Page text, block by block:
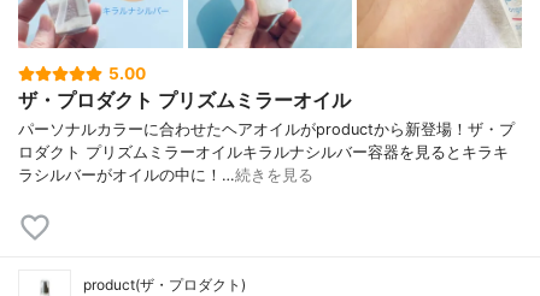
5.00
ザ・プロダクト プリズムミラーオイル
パーソナルカラーに合わせたヘアオイルがproductから新登場！ザ・プ
ロダクト プリズムミラーオイルキラルナシルバー容器を見るとキラキ
ラシルバーがオイルの中に！…続きを見る
product(ザ・プロダクト)